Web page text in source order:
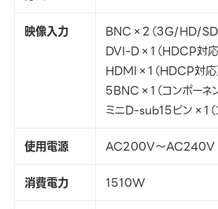
映像入力
BNC×2（3G/HD/
DVI-D×1（HDCP対応
HDMI×1（HDCP対応
5BNC×1（コンポーネ
ミニD-sub15ピン×1（
使用電源
AC200V～
消費電力
1510W